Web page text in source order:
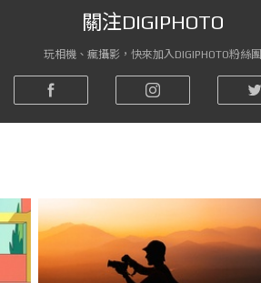
關注DIGIPHOTO
玩相機、瘋攝影，快來加入DIGIPHOTO粉絲團